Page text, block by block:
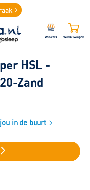
Winkels Winkelwagen
HSL -
Zand
in de buurt